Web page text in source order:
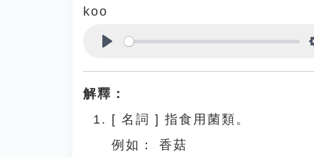
koo
解釋：
[ 名詞 ] 指食用菌類。
例如：
香菇